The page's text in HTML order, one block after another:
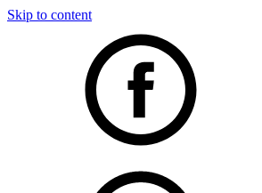
Skip to content